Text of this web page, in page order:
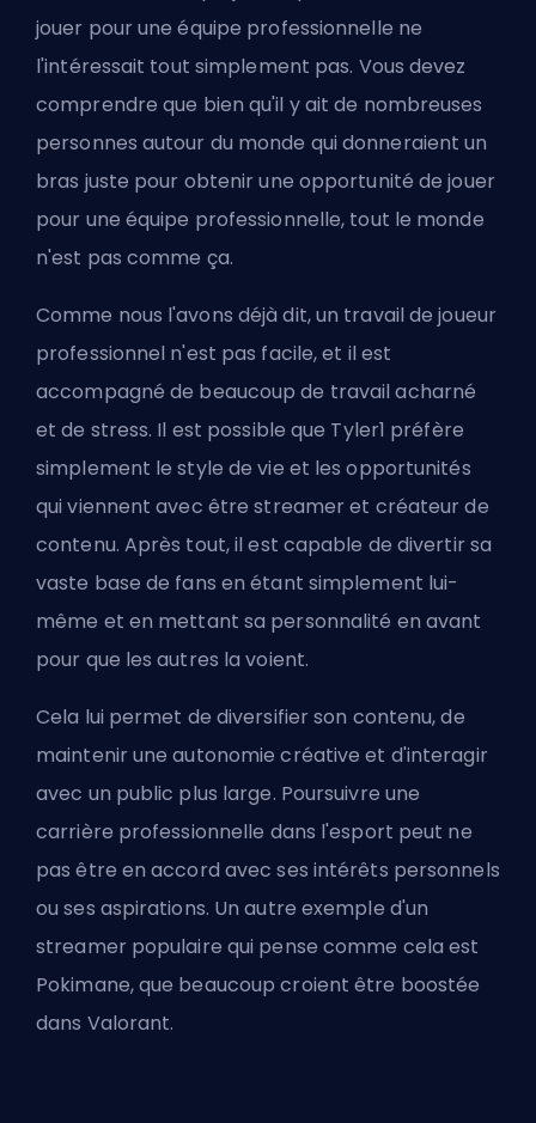
jouer pour une équipe professionnelle ne
l'intéressait tout simplement pas. Vous devez
comprendre que bien qu'il y ait de nombreuses
personnes autour du monde qui donneraient un
bras juste pour obtenir une opportunité de jouer
pour une équipe professionnelle, tout le monde
n'est pas comme ça.
Comme nous l'avons déjà dit, un travail de joueur
professionnel n'est pas facile, et il est
accompagné de beaucoup de travail acharné
et de stress. Il est possible que Tyler1 préfère
simplement le style de vie et les opportunités
qui viennent avec être streamer et créateur de
contenu. Après tout, il est capable de divertir sa
vaste base de fans en étant simplement lui-
même et en mettant sa personnalité en avant
pour que les autres la voient.
Cela lui permet de diversifier son contenu, de
maintenir une autonomie créative et d'interagir
avec un public plus large. Poursuivre une
carrière professionnelle dans l'esport peut ne
pas être en accord avec ses intérêts personnels
ou ses aspirations. Un autre exemple d'un
streamer populaire qui pense comme cela est
Pokimane, que beaucoup croient être boostée
dans Valorant.